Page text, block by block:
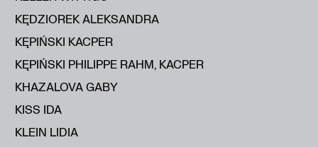
KĘDZIOREK ALEKSANDRA
KĘPIŃSKI KACPER
KĘPIŃSKI PHILIPPE RAHM, KACPER
KHAZALOVA GABY
KISS IDA
KLEIN LIDIA